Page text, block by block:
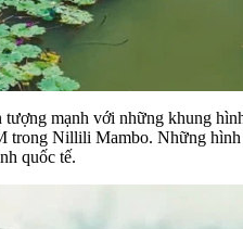
mạnh với những khung
Nillili Mambo. Những
quốc tế.